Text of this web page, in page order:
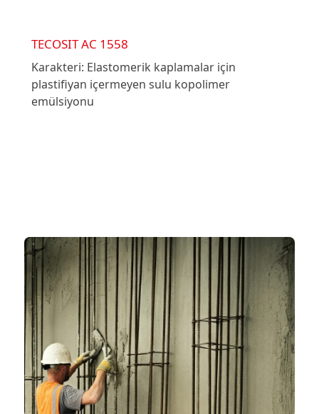
TECOSIT AC 1558
Karakteri: Elastomerik kaplamalar için
plastifiyan içermeyen sulu kopolimer
emülsiyonu